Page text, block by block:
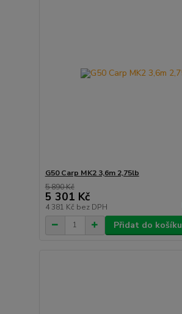
G50 Carp MK2 3,6m 2,75lb
5 890 Kč
5 301 Kč
4 381 Kč bez DPH
Přidat do košíku